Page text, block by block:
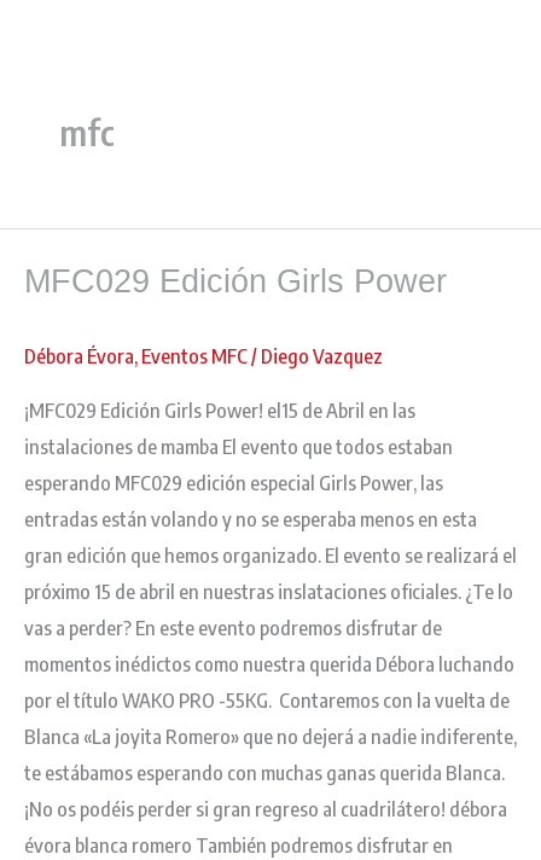
mfc
MFC029 Edición Girls Power
Débora Évora,Eventos MFC/Diego Vazquez
¡MFC029 Edición Girls Power! el15 de Abril en las
instalaciones de mamba El evento que todos estaban
esperando MFC029 edición especial Girls Power, las
entradas están volando y no se esperaba menos en esta
gran edición que hemos organizado. El evento se realizará el
próximo 15 de abril en nuestras inslataciones oficiales. ¿Te lo
vas a perder? En este evento podremos disfrutar de
momentos inédictos como nuestra querida Débora luchando
por el título WAKO PRO -55KG. Contaremos con la vuelta de
Blanca «La joyita Romero» que no dejerá a nadie indiferente,
te estábamos esperando con muchas ganas querida Blanca.
¡No os podéis perder si gran regreso al cuadrilátero! débora
évora blanca romero También podremos disfrutar en
Edición
Power